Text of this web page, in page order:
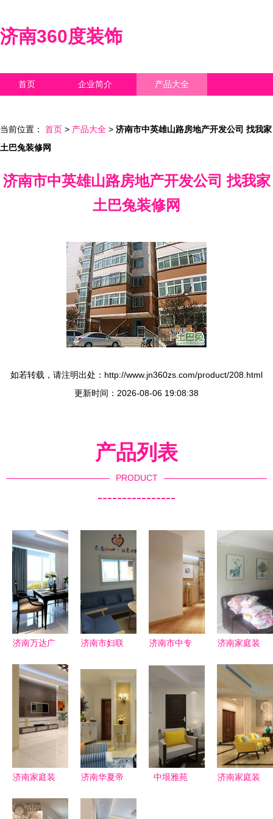
济南360度装饰
首页 企业简介 产品大全
当前位置： 首页 > 产品大全 > 济南市中英雄山路房地产开发公司 找我家
土巴兔装修网
济南市中英雄山路房地产开发公司 找我家
土巴兔装修网
如若转载，请注明出处：http://www.jn360zs.com/product/208.html
更新时间：2026-08-06 19:08:38
产品列表
PRODUCT
----------------
济南万达广
中式古典三
居室装修案
例 16万打
造典雅家居
济南市妇联
联合督导检
查婚姻家庭
辅导中心建
设，助力家
庭和谐与城
市文明建设
济南市中专
施工队 经
验丰富，品
济南家庭装
统的必要性
分析
济南家庭装
意是我们前
济南华夏帝
三居室装修
中垠雅苑
济南家庭装